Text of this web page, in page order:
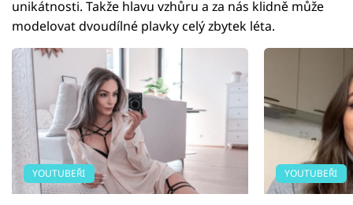
unikátnosti. Takže hlavu vzhůru a za nás klidně může
modelovat dvoudílné plavky celý zbytek léta.
YOUTUBEŘI YOUTUBEŘI